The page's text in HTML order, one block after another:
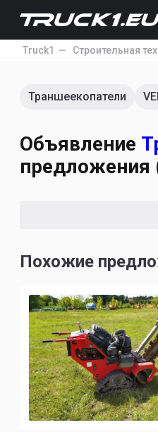
Truck1 Строительная
Траншеекопатели
Объявление
предложения
Похожие